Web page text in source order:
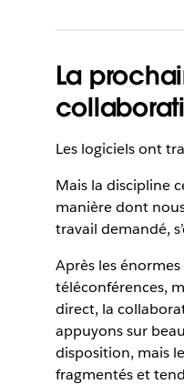
La
Les logiciels ont
Mais la discipline
manière dont
travail demandé,
Après les
téléconférences,
direct, la
appuyons sur
disposition, mais
fragmentés et